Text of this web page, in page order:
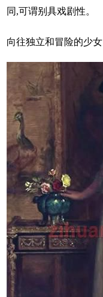
同,可谓别具戏剧性。
向往独立和冒险的少女